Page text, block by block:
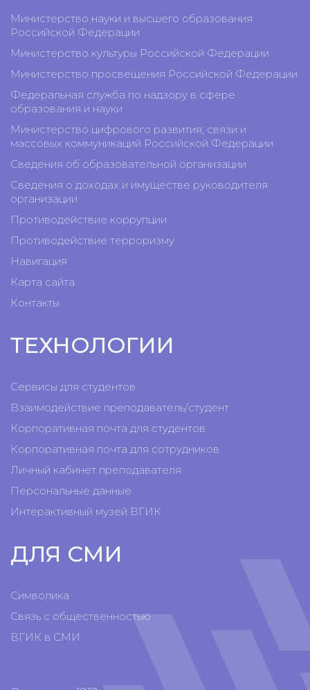
Министерство науки и высшего образования
Российской Федерации
Министерство культуры Российской Федерации
Министерство просвещения Российской Федерации
Федеральная служба по надзору в сфере
образования и науки
Министерство цифрового развития, связи и
массовых коммуникаций Российской Федерации
Сведения об образовательной организации
Сведения о доходах и имуществе руководителя
организации
Противодействие коррупции
Противодействие терроризму
Навигация
Карта сайта
Контакты
ТЕХНОЛОГИИ
Сервисы для студентов
Взаимодействие преподаватель/студент
Корпоративная почта для студентов
Корпоративная почта для сотрудников
Личный кабинет преподавателя
Персональные данные
Интерактивный музей ВГИК
ДЛЯ СМИ
Символика
Связь с общественностью
ВГИК в СМИ